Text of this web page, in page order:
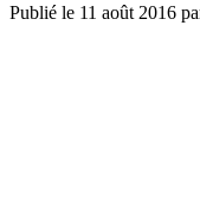
Publié le 11 août 2016